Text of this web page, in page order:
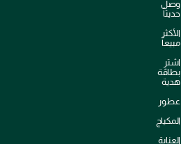
وصل
حديثاً
الأكثر
مبيعاً
اشترِ
بطاقة
هدية
عطور
المكياج
العناية